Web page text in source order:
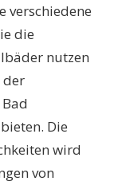
verschiedene
die
nutzen
der
Die
wird
von